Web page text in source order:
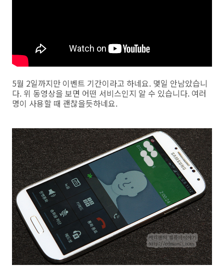
5월 2일까지만 이벤트 기간이라고 하네요. 몇일 안남았습니
다. 위 동영상을 보면 어떤 서비스인지 알 수 있습니다. 여러
명이 사용할 때 괜찮을듯하네요.